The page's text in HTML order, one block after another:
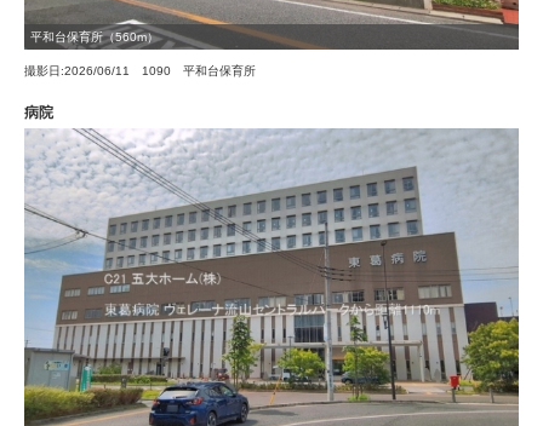
平和台保育所（560m）
撮影日:2026/06/11 1090 平和台保育所
病院